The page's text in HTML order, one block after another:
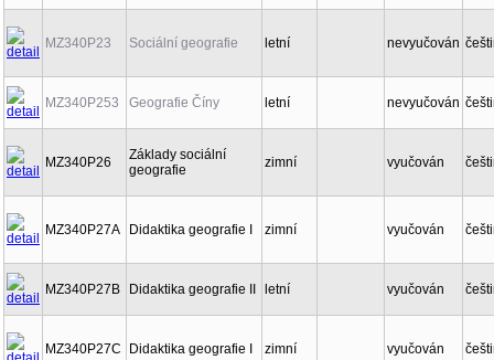
MZ340P23 Sociální geografie letní nevyučován
MZ340P253 Geografie Číny letní nevyučován
MZ340P26
Základy sociální
geografie
zimní vyučován
MZ340P27A Didaktika geografie I zimní vyučován
MZ340P27B Didaktika geografie II letní vyučován
MZ340P27C Didaktika geografie I zimní vyučován